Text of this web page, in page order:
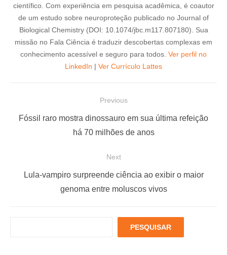
científico. Com experiência em pesquisa acadêmica, é coautor
de um estudo sobre neuroproteção publicado no Journal of
Biological Chemistry (DOI: 10.1074/jbc.m117.807180). Sua
missão no Fala Ciência é traduzir descobertas complexas em
conhecimento acessível e seguro para todos. Ver perfil no
LinkedIn | Ver Currículo Lattes
Previous
PFóssil raro mostra dinossauro em sua última refeição
há 70 milhões de anos
Next
Lula-vampiro surpreende ciência ao exibir o maior
genoma entre moluscos vivos
PESQUISAR